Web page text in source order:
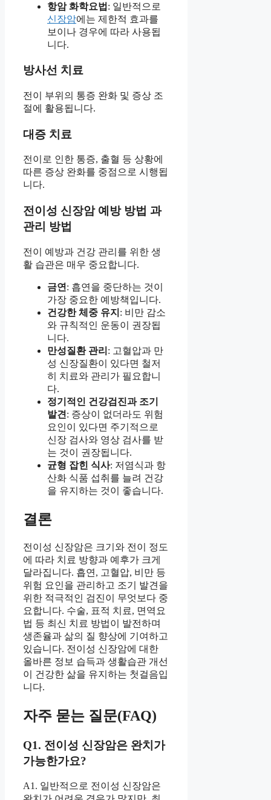
항암 화학요법 : 일반적으로
신장암에는 제한적 효과를
보이나 경우에 따라 사용됩
니다.
방사선 치료
전이 부위의 통증 완화 및 증상 조
절에 활용됩니다.
대증 치료
전이로 인한 통증, 출혈 등 상황에
따른 증상 완화를 중점으로 시행됩
니다.
전이성 신장암 예방 방법 과
관리 방법
전이 예방과 건강 관리를 위한 생
활 습관은 매우 중요합니다.
금연 : 흡연을 중단하는 것이
가장 중요한 예방책입니다.
건강한 체중 유지 : 비만 감소
와 규칙적인 운동이 권장됩
니다.
만성질환 관리 : 고혈압과 만
성 신장질환이 있다면 철저
히 치료와 관리가 필요합니
다.
정기적인 건강검진과 조기
발견 : 증상이 없더라도 위험
요인이 있다면 주기적으로
신장 검사와 영상 검사를 받
는 것이 권장됩니다.
균형 잡힌 식사: 저염식과 항
산화 식품 섭취를 늘려 건강
을 유지하는 것이 좋습니다.
결론
전이성 신장암은 크기와 전이 정도
에 따라 치료 방향과 예후가 크게
달라집니다. 흡연, 고혈압, 비만 등
위험 요인을 관리하고 조기 발견을
위한 적극적인 검진이 무엇보다 중
요합니다. 수술, 표적 치료, 면역요
법 등 최신 치료 방법이 발전하며
생존율과 삶의 질 향상에 기여하고
있습니다. 전이성 신장암에 대한
올바른 정보 습득과 생활습관 개선
이 건강한 삶을 유지하는 첫걸음입
니다.
자주 묻는 질문(FAQ)
Q1. 전이성 신장암은 완치가
가능한가요?
A1. 일반적으로 전이성 신장암은